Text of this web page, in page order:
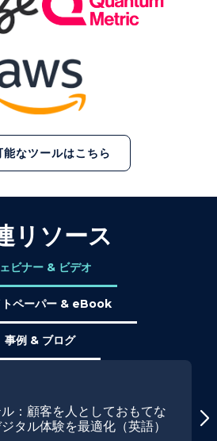
能なツールはこちら
リソース
ビナー & ビデオ
トペーパー & eBook
事例 & ブログ
：顧客を人としておもてな
タル体験を最適化（英語）